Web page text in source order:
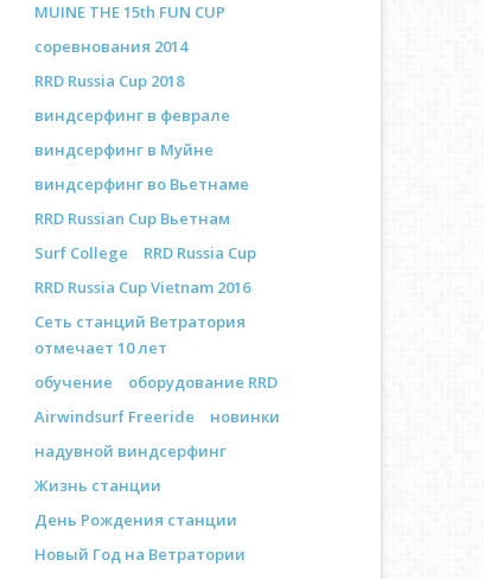
MUINE THE 15th FUN CUP
соревнования 2014
RRD Russia Cup 2018
виндсерфинг в феврале
виндсерфинг в Муйне
виндсерфинг во Вьетнаме
RRD Russian Cup Вьетнам
Surf College
RRD Russia Cup
RRD Russia Cup Vietnam 2016
Сеть станций Ветратория
отмечает 10 лет
обучение
оборудование RRD
Airwindsurf Freeride
новинки
надувной виндсерфинг
Жизнь станции
День Рождения станции
Новый Год на Ветратории